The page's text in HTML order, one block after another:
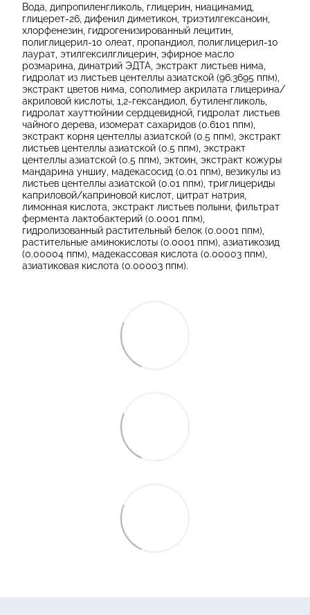
Вода, дипропиленгликоль, глицерин, ниацинамид,
глицерет-26, дифенил диметикон, триэтилгексаноин,
хлорфенезин, гидрогенизированный лецитин,
полиглицерил-10 олеат, пропандиол, полиглицерил-10
лаурат, этилгексилглицерин, эфирное масло
розмарина, динатрий ЭДТА, экстракт листьев нима,
гидролат из листьев центеллы азиатской (96.3695 ппм),
экстракт цветов нима, сополимер акрилата глицерина/
акриловой кислоты, 1,2-гександиол, бутиленгликоль,
гидролат хауттюйнии сердцевидной, гидролат листьев
чайного дерева, изомерат сахаридов (0.6101 ппм),
экстракт корня центеллы азиатской (0.5 ппм), экстракт
листьев центеллы азиатской (0.5 ппм), экстракт
центеллы азиатской (0.5 ппм), эктоин, экстракт кожуры
мандарина уншиу, мадекасосид (0.01 ппм), везикулы из
листьев центеллы азиатской (0.01 ппм), триглицериды
каприловой/каприновой кислот, цитрат натрия,
лимонная кислота, экстракт листьев полыни, фильтрат
фермента лактобактерий (0.0001 ппм),
гидролизованный растительный белок (0.0001 ппм),
растительные аминокислоты (0.0001 ппм), азиатикозид
(0.00004 ппм), мадекассовая кислота (0.00003 ппм),
азиатиковая кислота (0.00003 ппм).